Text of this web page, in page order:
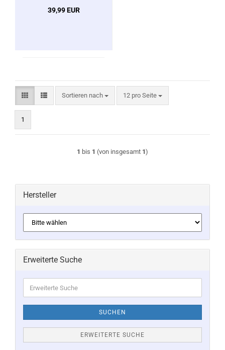
39,99 EUR
Sortieren nach
Sortieren nach 12 pro Seite
pro Seite
1
1 bis 1 (von insgesamt 1)
Hersteller
Erweiterte Suche
Suche
SUCHEN
ERWEITERTE SUCHE